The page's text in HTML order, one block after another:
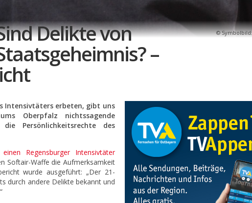
Delikte von
–
Intensivtäters erbeten, gibt uns
Oberpfalz nichtssagende
Persönlichkeitsrechte des
Regensburger Intensivtäter
Softair-Waffe die Aufmerksamkeit
wurde ausgeführt: „Der 21-
durch andere Delikte bekannt und